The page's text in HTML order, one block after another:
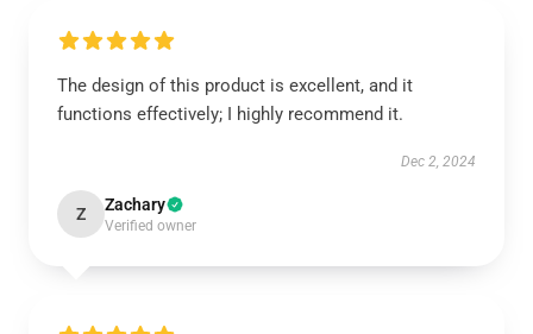
The design of this product is excellent, and it
functions effectively; I highly recommend it.
Dec 2, 2024
Z Zachary
Verified owner